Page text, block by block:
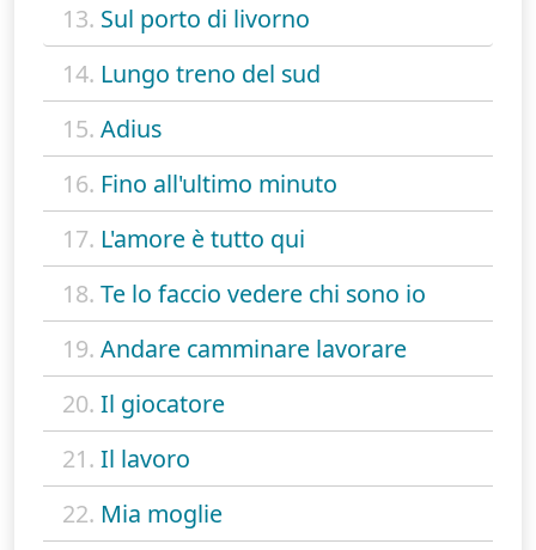
13. Sul porto di livorno
14. Lungo treno del sud
15. Adius
16. Fino all'ultimo minuto
17. L'amore è tutto qui
18. Te lo faccio vedere chi sono io
19. Andare camminare lavorare
20. Il giocatore
21. Il lavoro
22. Mia moglie